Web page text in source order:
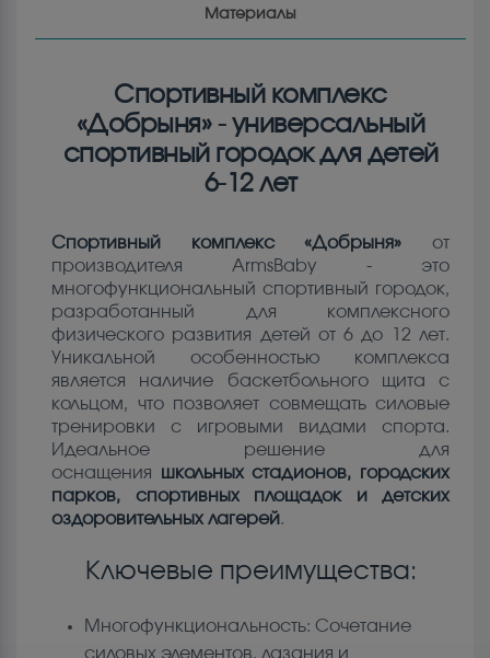
Материалы
Спортивный комплекс
«Добрыня» - универсальный
спортивный городок для детей
6-12 лет
Спортивный комплекс «Добрыня» от
производителя ArmsBaby - это
многофункциональный спортивный городок,
разработанный для комплексного
физического развития детей от 6 до 12 лет.
Уникальной особенностью комплекса
является наличие баскетбольного щита с
кольцом, что позволяет совмещать силовые
тренировки с игровыми видами спорта.
Идеальное решение для
оснащения школьных стадионов, городских
парков, спортивных площадок и детских
оздоровительных лагерей.
Ключевые преимущества:
Многофункциональность: Сочетание
силовых элементов, лазания и